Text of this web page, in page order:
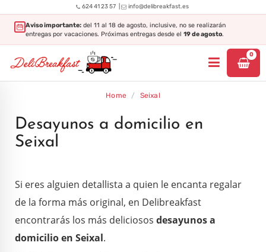
624 41 23 57 info@delibreakfast.es
Aviso importante: del 11 al 18 de agosto, inclusive, no se realizarán
entregas por vacaciones. Próximas entregas desde el 19 de agosto.
0
Home / Seixal
Desayunos a domicilio en
Seixal
Si eres alguien detallista a quien le encanta regalar
de la forma más original, en Delibreakfast
encontrarás los más deliciosos desayunos a
domicilio en Seixal.